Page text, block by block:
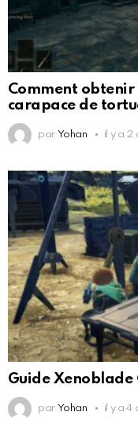
Comment
carapace de
par Yohan il y a 2
Guide Xenoblade
par Yohan il y a 4